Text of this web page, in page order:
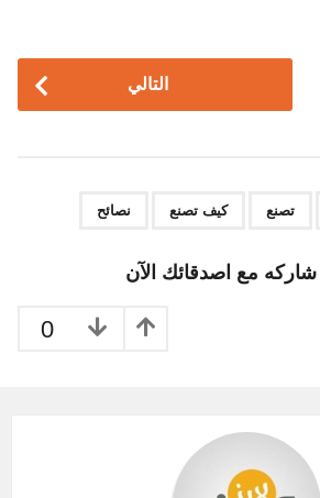
التالي
تصنع كيف تصنع نصائح
مع اصدقائك الآن
0